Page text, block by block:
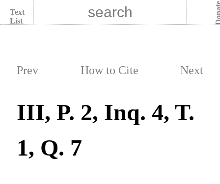
Text
List
Prev How to Cite Next
III, P. 2, Inq. 4, T.
1, Q. 7